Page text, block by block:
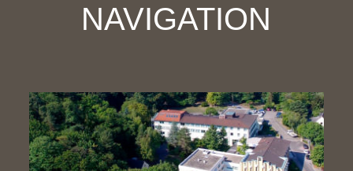
NAVIGATION